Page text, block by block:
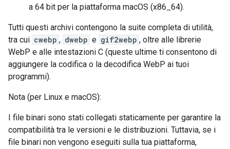
a 64 bit per la piattaforma macOS (x86_64).
Tutti questi archivi contengono la suite completa di utilità,
tra cui cwebp , dwebp e gif2webp , oltre alle librerie
WebP e alle intestazioni C (queste ultime ti consentono di
aggiungere la codifica o la decodifica WebP ai tuoi
programmi).
Nota (per Linux e macOS):
I file binari sono stati collegati staticamente per garantire la
compatibilità tra le versioni e le distribuzioni. Tuttavia, se i
file binari non vengono eseguiti sulla tua piattaforma,